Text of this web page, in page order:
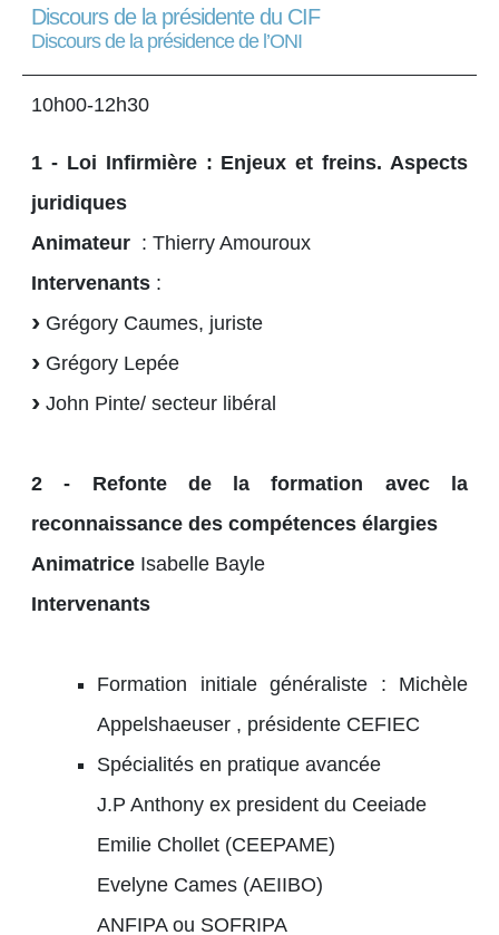
Discours de la présidente du CIF
Discours de la présidence de l’ONI
10h00-12h30
1 - Loi Infirmière : Enjeux et freins. Aspects
juridiques
Animateur : Thierry Amouroux
Intervenants :
Grégory Caumes, juriste
Grégory Lepée
John Pinte/ secteur libéral
2 - Refonte de la formation avec la
reconnaissance des compétences élargies
Animatrice Isabelle Bayle
Intervenants
Formation initiale généraliste : Michèle
Appelshaeuser , présidente CEFIEC
Spécialités en pratique avancée
J.P Anthony ex president du Ceeiade
Emilie Chollet (CEEPAME)
Evelyne Cames (AEIIBO)
ANFIPA ou SOFRIPA